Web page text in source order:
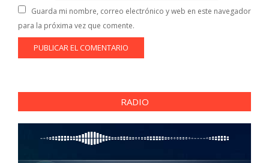
Guarda mi nombre, correo electrónico y web en este navegador
para la próxima vez que comente.
RADIO